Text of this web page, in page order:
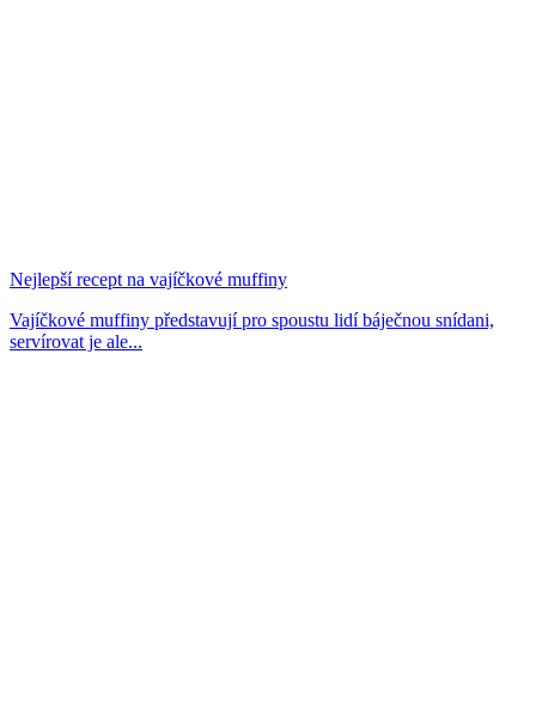
Nejlepší recept na vajíčkové muffiny
Vajíčkové muffiny představují pro spoustu lidí báječnou snídani,
servírovat je ale...